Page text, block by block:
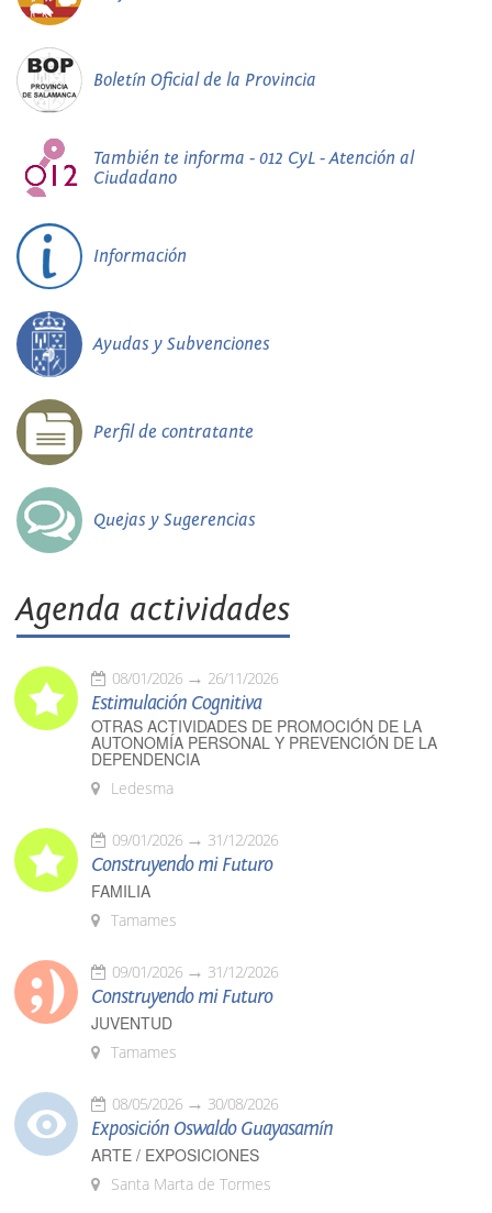
Boletín Oficial de la Provincia
También te informa - 012 CyL - Atención al
Ciudadano
Información
Ayudas y Subvenciones
Perfil de contratante
Quejas y Sugerencias
Agenda actividades
08/01/2026 26/11/2026
Estimulación Cognitiva
OTRAS ACTIVIDADES DE PROMOCIÓN DE LA
AUTONOMÍA PERSONAL Y PREVENCIÓN DE LA
DEPENDENCIA
Ledesma
09/01/2026 31/12/2026
Construyendo mi Futuro
FAMILIA
Tamames
09/01/2026 31/12/2026
Construyendo mi Futuro
JUVENTUD
Tamames
08/05/2026 30/08/2026
Exposición Oswaldo Guayasamín
ARTE / EXPOSICIONES
Santa Marta de Tormes